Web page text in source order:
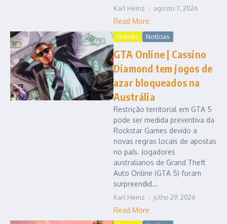
Karl Heinz agosto 7, 2026
Read More
Games Notícias
GTA Online | Cassino
Diamond tem jogos de
azar bloqueados na
Austrália
Restrição territorial em GTA 5
pode ser medida preventiva da
Rockstar Games devido a
novas regras locais de apostas
no país. Jogadores
australianos de Grand Theft
Auto Online (GTA 5) foram
surpreendid...
Karl Heinz julho 29, 2026
Read More